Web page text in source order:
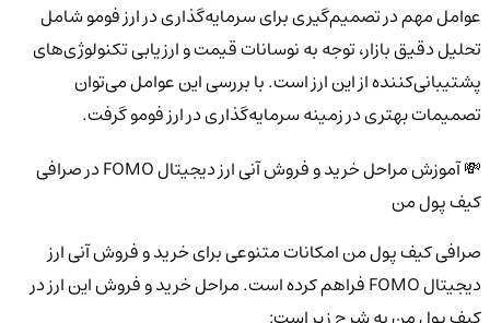
عوامل مهم در تصمیم‌گیری برای سرمایه‌گذاری در ارز فومو شامل
تحلیل دقیق بازار، توجه به نوسانات قیمت و ارزیابی تکنولوژی‌های
پشتیبانی‌کننده از این ارز است. با بررسی این عوامل می‌توان
تصمیمات بهتری در زمینه سرمایه‌گذاری در ارز فومو گرفت.
💸 آموزش مراحل خرید و فروش آنی ارز دیجیتال FOMO در صرافی
کیف پول من
صرافی کیف پول من امکانات متنوعی برای خرید و فروش آنی ارز
دیجیتال FOMO فراهم کرده است. مراحل خرید و فروش این ارز در